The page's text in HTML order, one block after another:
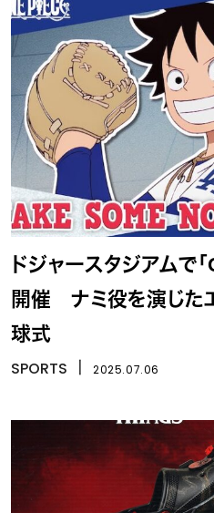
ドジャースタジアムで
開催 ナミ役を演じた
球式
SPORTS 2025.07.06